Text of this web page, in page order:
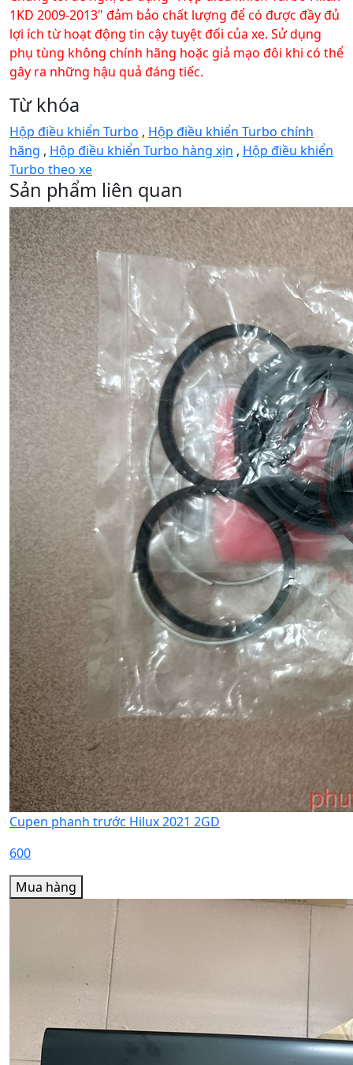
1KD 2009-2013" đảm bảo chất lượng để có được đầy đủ
lợi ích từ hoạt động tin cậy tuyệt đối của xe. Sử dụng
phụ tùng không chính hãng hoặc giả mạo đôi khi có thể
gây ra những hậu quả đáng tiếc.
Từ khóa
Hộp điều khiển Turbo , Hộp điều khiển Turbo chính
hãng , Hộp điều khiển Turbo hàng xịn , Hộp điều khiển
Turbo theo xe
Sản phẩm liên quan
Cupen phanh trước Hilux 2021 2GD
600
Mua hàng